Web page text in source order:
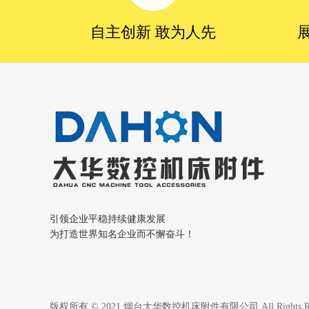
自主创新 敢为人先
引领企业平稳持续健康发展
为打造世界知名企业而不懈奋斗！
版权所有 © 2021 烟台大华数控机床附件有限公司 All